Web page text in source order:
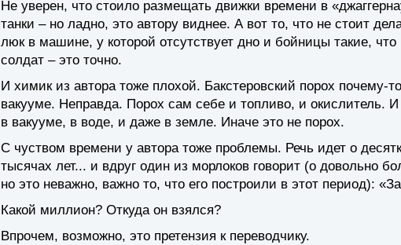
Не уверен, что стоило размещать движки времени в
танки – но ладно, это автору виднее. А вот то, что не стоит
люк в машине, у которой отсутствует дно и бойницы такие,
солдат – это точно.
И химик из автора тоже плохой. Бакстеровский порох почему-
вакууме. Неправда. Порох сам себе и топливо, и окислитель. И
в вакууме, в воде, и даже в земле. Иначе это не порох.
С чуством времени у автора тоже проблемы. Речь идет о
тысячах лет... и вдруг один из морлоков говорит (о довольно
но это неважно, важно то, что его построили в этот период):
Какой миллион? Откуда он взялся?
Впрочем, возможно, это претензия к переводчику.